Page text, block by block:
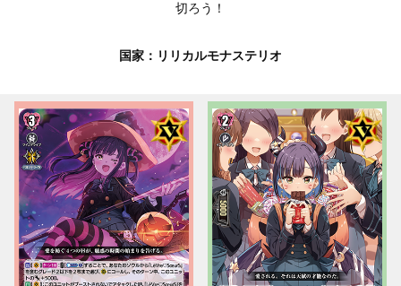
切ろう！
国家：リリカルモナステリオ